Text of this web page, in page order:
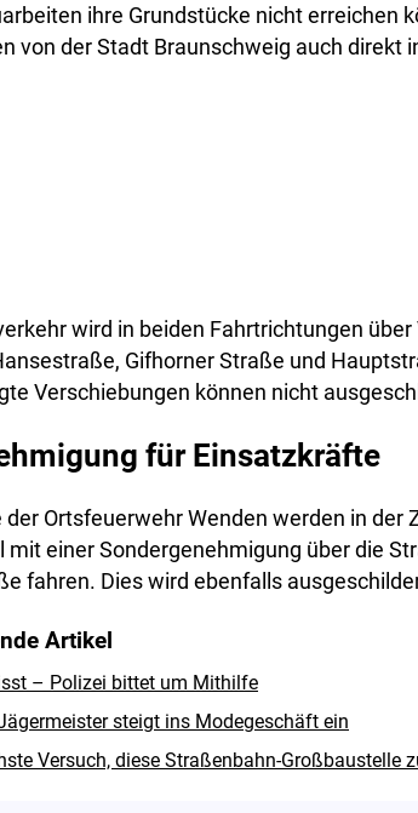
ihre Grundstücke nicht erreichen
von der Stadt Braunschweig auch direkt
wird in beiden Fahrtrichtungen
Gifhorner Straße und
Verschiebungen können nicht
für Einsatzkräfte
der Ortsfeuerwehr Wenden werden in der
einer Sondergenehmigung über die
fahren. Dies wird ebenfalls
Artikel
– Polizei bittet um Mithilfe
steigt ins Modegeschäft ein
Versuch, diese Straßenbahn-Großbaustelle